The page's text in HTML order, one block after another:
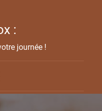
:
journée !